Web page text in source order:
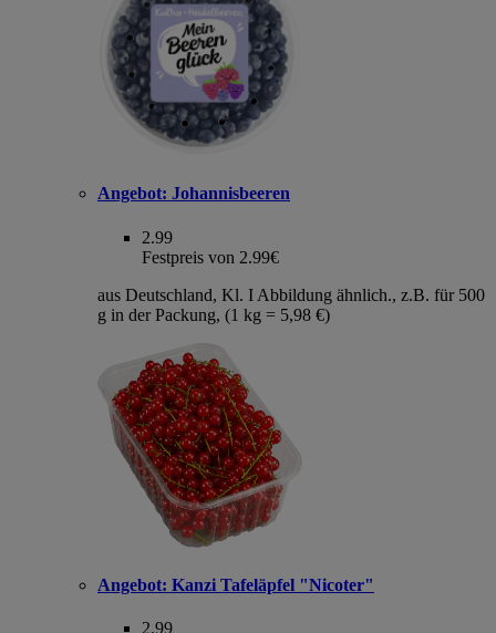
Angebot: Johannisbeeren
2.99
Festpreis von 2.99€
aus Deutschland, Kl. I Abbildung ähnlich., z.B. für 500
g in der Packung, (1 kg = 5,98 €)
Angebot: Kanzi Tafeläpfel "Nicoter"
2.99